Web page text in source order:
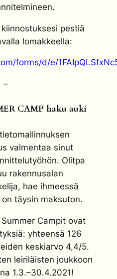
kiinnostuksesi pestiä
lomakkeella:
forms/d/e/
–
CAMP haku auki
valmentaa sinut
Olitpa
rakennusalan
hae ihmeessä
täysin maksuton.
Campit ovat
yhteensä 126
keskiarvo 4,4/5.
leiriläisten joukkoon
1.3.–30.4.2021!